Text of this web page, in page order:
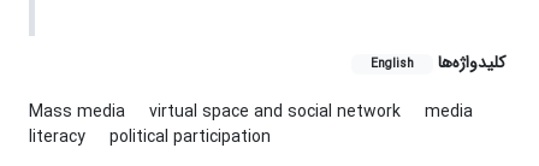
کلیدواژه‌ها English
Mass media virtual space and social network
media
literacy
political participation